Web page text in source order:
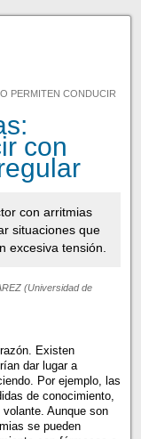
PERMITEN CONDUCIR
con
con arritmias
situaciones que
excesiva tensión.
(Universidad de
Existen
dar lugar a
Por ejemplo, las
de conocimiento,
Aunque son
se pueden